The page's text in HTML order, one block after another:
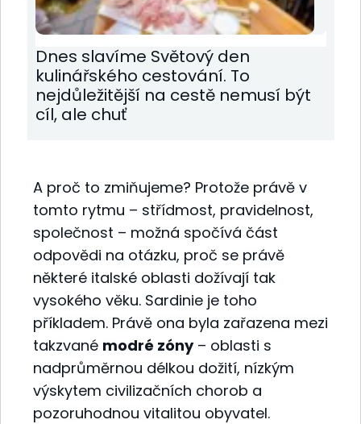
Dnes slavíme Světový den
kulinářského cestování. To
nejdůležitější na cestě nemusí být
cíl, ale chuť
A proč to zmiňujeme? Protože právě v
tomto rytmu – střídmost, pravidelnost,
společnost – možná spočívá část
odpovědi na otázku, proč se právě
některé italské oblasti dožívají tak
vysokého věku. Sardinie je toho
příkladem. Právě ona byla zařazena mezi
takzvané modré zóny– oblasti s
nadprůměrnou délkou dožití, nízkým
výskytem civilizačních chorob a
pozoruhodnou vitalitou obyvatel.